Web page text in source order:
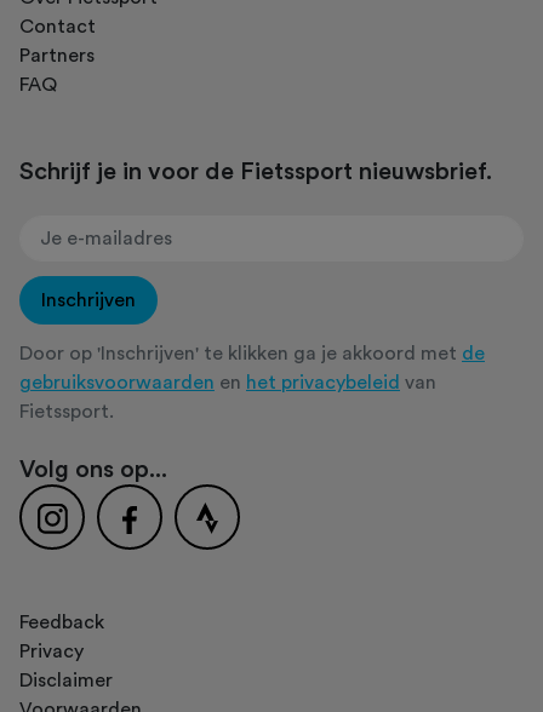
Contact
Partners
FAQ
Schrijf je in voor de Fietssport nieuwsbrief.
Inschrijven
Door op 'Inschrijven' te klikken ga je akkoord met de
gebruiksvoorwaarden en het privacybeleid van
Fietssport.
Volg ons op...
Feedback
Privacy
Disclaimer